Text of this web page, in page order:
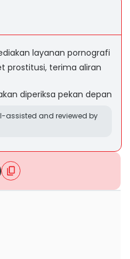
layanan pornografi
prostitusi, terima aliran
diperiksa pekan depan
assisted and reviewed by